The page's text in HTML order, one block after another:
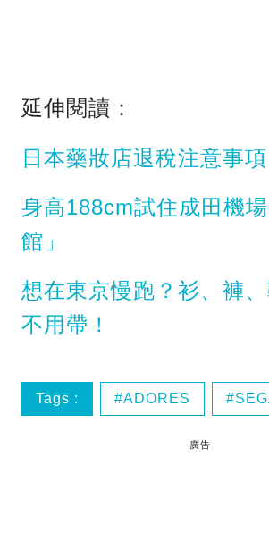
延伸閱讀：
日本藥妝店退稅注意事項
身高188cm試住成田機
館」
想在東京慢跑？衫、褲
不用帶！
Tags : ADORES
宅男天堂廣告